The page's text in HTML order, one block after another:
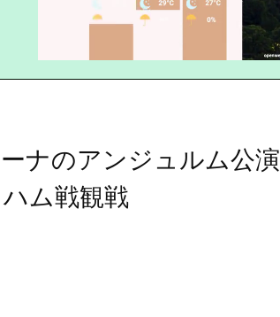
ナのアンジュルム公演
ム戦観戦